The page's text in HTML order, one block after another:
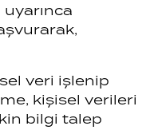
uyarınca
veri işlenip
kişisel verileri
bilgi talep